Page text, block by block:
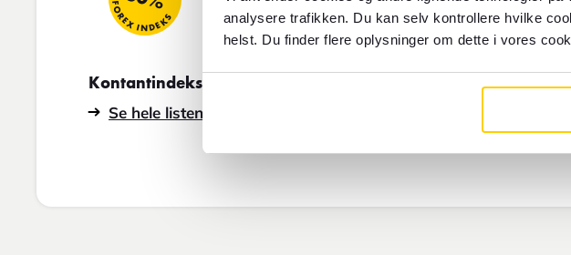
analysere trafikken. Du kan selv kontrollere hvilke
helst. Du finder flere oplysninger om dette i vores
FOREX INDEKS
Kontantindeks
Se hele listen
FOREX INDEKS